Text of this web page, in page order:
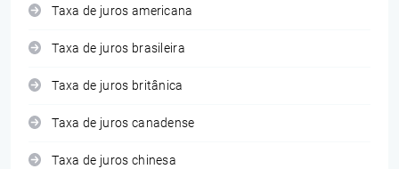
Taxa de juros americana
Taxa de juros brasileira
Taxa de juros britânica
Taxa de juros canadense
Taxa de juros chinesa